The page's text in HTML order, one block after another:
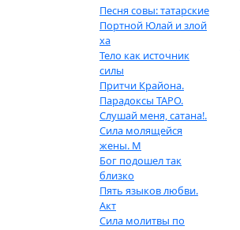
Песня совы: татарские
Портной Юлай и злой
ха
Тело как источник
силы
Притчи Крайона.
Парадоксы ТАРО.
Слушай меня, сатана!.
Сила молящейся
жены. М
Бог подошел так
близко
Пять языков любви.
Акт
Сила молитвы по